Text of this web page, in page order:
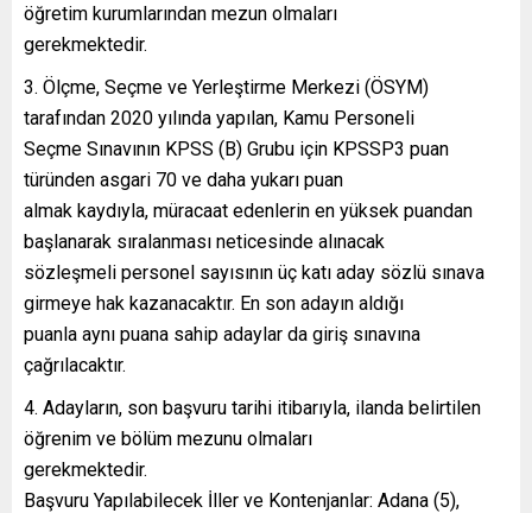
öğretim kurumlarından mezun olmaları
gerekmektedir.
Ölçme, Seçme ve Yerleştirme Merkezi (ÖSYM)
tarafından 2020 yılında yapılan, Kamu Personeli
Seçme Sınavının KPSS (B) Grubu için KPSSP3 puan
türünden asgari 70 ve daha yukarı puan
almak kaydıyla, müracaat edenlerin en yüksek puandan
başlanarak sıralanması neticesinde alınacak
sözleşmeli personel sayısının üç katı aday sözlü sınava
girmeye hak kazanacaktır. En son adayın aldığı
puanla aynı puana sahip adaylar da giriş sınavına
çağrılacaktır.
Adayların, son başvuru tarihi itibarıyla, ilanda belirtilen
öğrenim ve bölüm mezunu olmaları
gerekmektedir.
Başvuru Yapılabilecek İller ve Kontenjanlar: Adana (5),